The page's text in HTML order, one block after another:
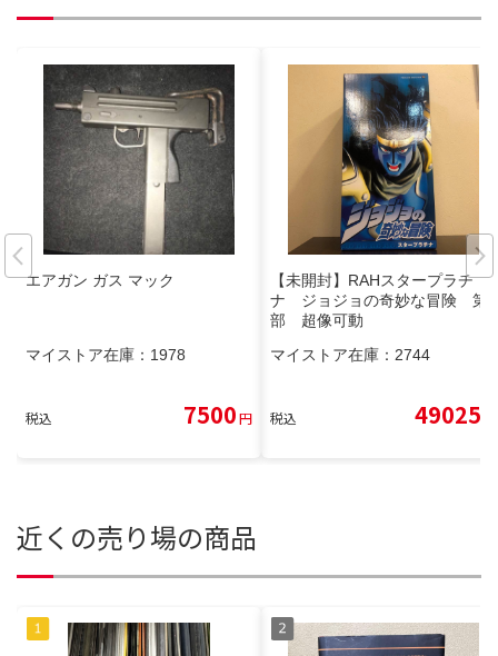
エアガン ガス マック
マイストア在庫： 1978
税込 7500円
【未開封】RAHスタープラチ
ナ ジョジョの奇妙な冒険 第3
部 超像可動
マイストア在庫： 2744
税込 49025
近くの売り場の商品